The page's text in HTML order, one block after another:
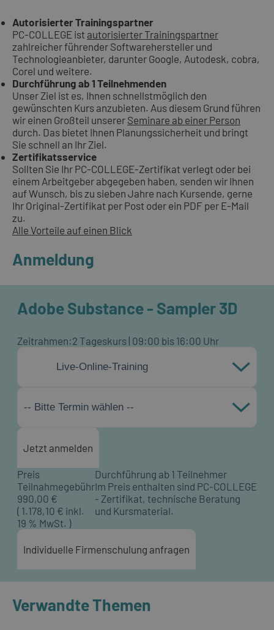
Autorisierter Trainingspartner
PC-COLLEGE ist autorisierter Trainingspartner
zahlreicher führender Softwarehersteller und
Technologieanbieter, darunter Google, Autodesk, cobra,
Corel und weitere.
Durchführung ab 1 Teilnehmenden
Unser Ziel ist es, Ihnen schnellstmöglich den
gewünschten Kurs anzubieten. Aus diesem Grund führen
wir einen Großteil unserer Seminare ab einer Person
durch. Das bietet Ihnen Planungssicherheit und bringt
Sie schnell an Ihr Ziel.
Zertifikatsservice
Sollten Sie Ihr PC-COLLEGE-Zertifikat verlegt oder bei
einem Arbeitgeber abgegeben haben, senden wir Ihnen
auf Wunsch, bis zu sieben Jahre nach Kursende, gerne
Ihr Original-Zertifikat per Post oder ein PDF per E-Mail
zu.
Alle Vorteile auf einen Blick
Anmeldung
Adobe Substance - Sampler 3D
Zeitrahmen:2 Tageskurs | 09:00 bis 16:00 Uhr
Live-Online-Training
-- Bitte Termin wählen --
Jetzt anmelden
Preis
Teilnahmegebühr
990,00 €
( 1.178,10 € inkl.
19 % MwSt. )
Durchführung ab 1 Teilnehmer
Im Preis enthalten sind PC-COLLEGE
- Zertifikat, technische Beratung
und Kursmaterial.
Individuelle Firmenschulung anfragen
Verwandte Themen